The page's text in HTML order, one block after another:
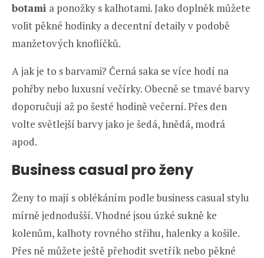
botami a ponožky s kalhotami. Jako doplněk můžete
volit pěkné hodinky a decentní detaily v podobě
manžetových knoflíčků.
A jak je to s barvami? Černá saka se více hodí na
pohřby nebo luxusní večírky. Obecně se tmavé barvy
doporučují až po šesté hodině večerní. Přes den
volte světlejší barvy jako je šedá, hnědá, modrá
apod.
Business casual pro ženy
Ženy to mají s oblékáním podle business casual stylu
mírně jednodušší. Vhodné jsou úzké sukně ke
kolenům, kalhoty rovného střihu, halenky a košile.
Přes ně můžete ještě přehodit svetřík nebo pěkné